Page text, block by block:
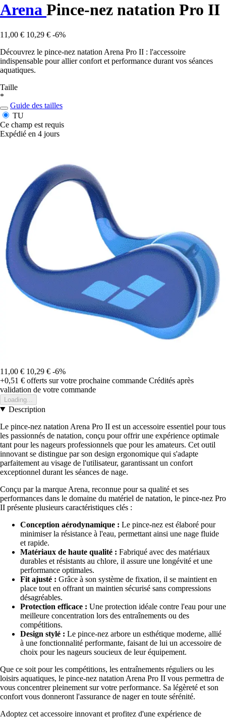
Arena Pince-nez natation Pro II
11,00 € 10,29 € -6%
Découvrez le pince-nez natation Arena Pro II : l'accessoire
indispensable pour allier confort et performance durant vos séances
aquatiques.
Taille
*
Guide des tailles
TU
Ce champ est requis
Expédié en 4 jours
11,00 € 10,29 € -6%
+0,51 € offerts sur votre prochaine commande Crédités après
validation de votre commande
Loading...
Description
Le pince-nez natation Arena Pro II est un accessoire essentiel pour tous
les passionnés de natation, conçu pour offrir une expérience optimale
tant pour les nageurs professionnels que pour les amateurs. Cet outil
innovant se distingue par son design ergonomique qui s'adapte
parfaitement au visage de l'utilisateur, garantissant un confort
exceptionnel durant les séances de nage.
Conçu par la marque Arena, reconnue pour sa qualité et ses
performances dans le domaine du matériel de natation, le pince-nez Pro
II présente plusieurs caractéristiques clés :
Conception aérodynamique : Le pince-nez est élaboré pour
minimiser la résistance à l'eau, permettant ainsi une nage fluide
et rapide.
Matériaux de haute qualité : Fabriqué avec des matériaux
durables et résistants au chlore, il assure une longévité et une
performance optimales.
Fit ajusté : Grâce à son système de fixation, il se maintient en
place tout en offrant un maintien sécurisé sans compressions
désagréables.
Protection efficace : Une protection idéale contre l'eau pour une
meilleure concentration lors des entraînements ou des
compétitions.
Design stylé : Le pince-nez arbore un esthétique moderne, allié
à une fonctionnalité performante, faisant de lui un accessoire de
choix pour les nageurs soucieux de leur équipement.
Que ce soit pour les compétitions, les entraînements réguliers ou les
loisirs aquatiques, le pince-nez natation Arena Pro II vous permettra de
vous concentrer pleinement sur votre performance. Sa légèreté et son
confort vous donneront l'assurance de nager en toute sérénité.
Adoptez cet accessoire innovant et profitez d'une expérience de